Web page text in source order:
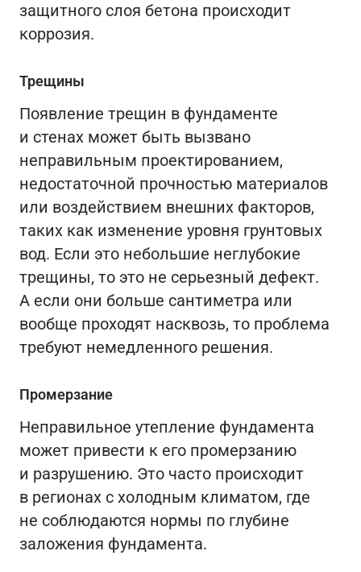
защитного слоя бетона происходит
коррозия.
Трещины
Появление трещин в фундаменте
и стенах может быть вызвано
неправильным проектированием,
недостаточной прочностью материалов
или воздействием внешних факторов,
таких как изменение уровня грунтовых
вод. Если это небольшие неглубокие
трещины, то это не серьезный дефект.
А если они больше сантиметра или
вообще проходят насквозь, то проблема
требуют немедленного решения.
Промерзание
Неправильное утепление фундамента
может привести к его промерзанию
и разрушению. Это часто происходит
в регионах с холодным климатом, где
не соблюдаются нормы по глубине
заложения фундамента.